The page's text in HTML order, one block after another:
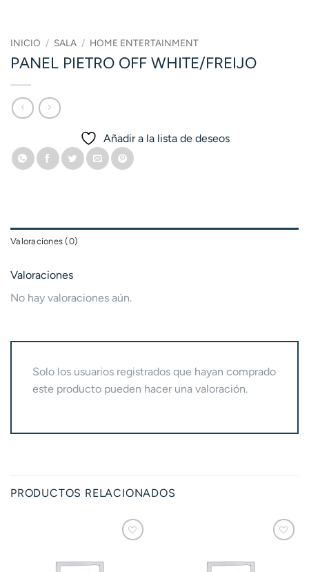
INICIO / SALA / HOME ENTERTAINMENT
PANEL PIETRO OFF WHITE/FREIJO
Añadir a la lista de deseos
Valoraciones (0)
Valoraciones
No hay valoraciones aún.
Solo los usuarios registrados que hayan comprado
este producto pueden hacer una valoración.
PRODUCTOS RELACIONADOS